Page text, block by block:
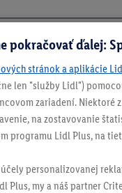
pokračovať ďalej:
stránok a aplikácie
len "služby Lidl")
zariadení. Niektoré
na zostavovanie
programu Lidl Plus, na
personalizovanej
Plus, my a náš partner